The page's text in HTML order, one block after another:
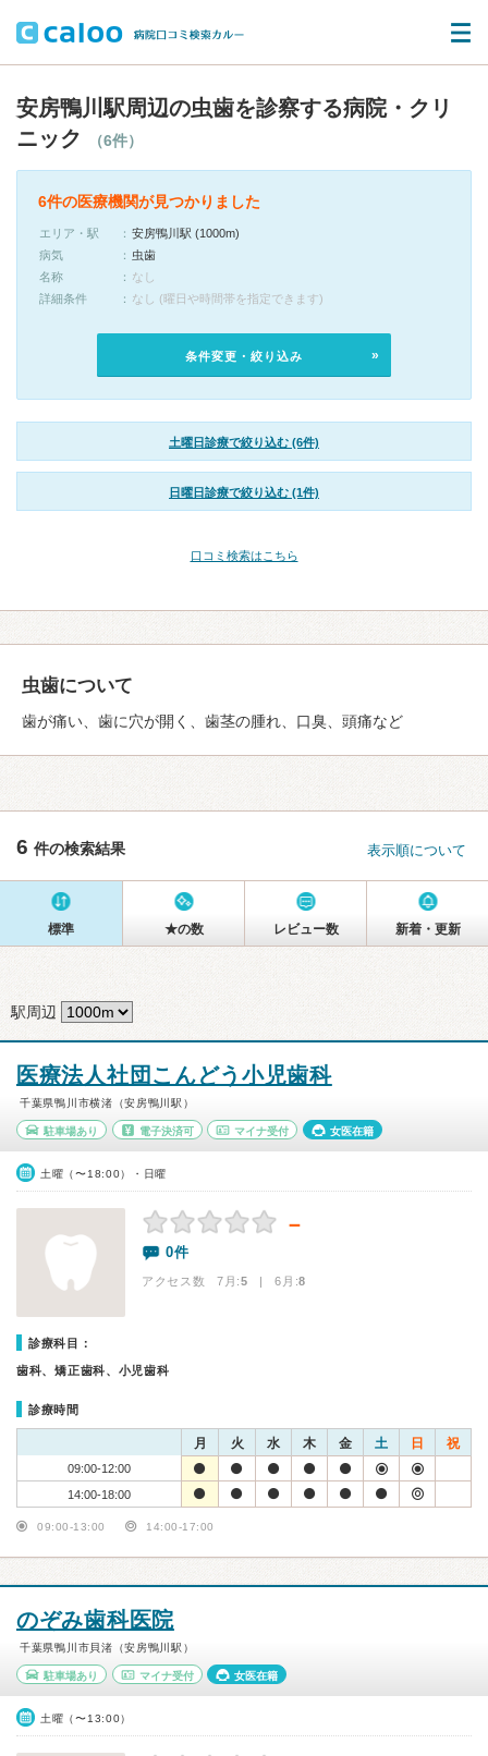
安房鴨川駅周辺の虫歯を診察する病院・クリ
ニック
（6件）
6件の医療機関が見つかりました
エリア・駅
安房鴨川駅 (1000m)
病気
虫歯
名称
なし
詳細条件
なし (曜日や時間帯を指定できます)
条件変更・絞り込み
土曜日診療で絞り込む (6件)
日曜日診療で絞り込む (1件)
口コミ検索はこちら
虫歯について
歯が痛い、歯に穴が開く、歯茎の腫れ、口臭、頭痛など
6 件の検索結果 表示順について
標準 ★の数 レビュー数 新着・更新
駅周辺
医療法人社団こんどう小児歯科
千葉県鴨川市横渚（安房鴨川駅）
駐車場あり 電子決済可 マイナ受付 女医在籍
土曜（〜18:00）・日曜
－
0件
アクセス数 7月:5 | 6月:8
診療科目：
歯科、矯正歯科、小児歯科
診療時間
月 火 水 木 金 土 日 祝
09:00-12:00
14:00-18:00
09:00-13:00 14:00-17:00
のぞみ歯科医院
千葉県鴨川市貝渚（安房鴨川駅）
駐車場あり マイナ受付 女医在籍
土曜（〜13:00）